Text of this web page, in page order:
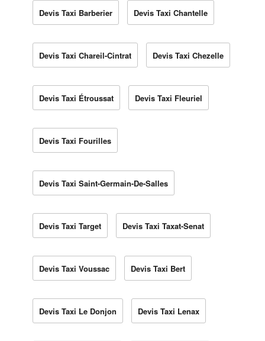
Devis Taxi Barberier Devis Taxi Chantelle
Devis Taxi Chareil-Cintrat Devis Taxi Chezelle
Devis Taxi Étroussat Devis Taxi Fleuriel
Devis Taxi Fourilles
Devis Taxi Saint-Germain-De-Salles
Devis Taxi Target Devis Taxi Taxat-Senat
Devis Taxi Voussac Devis Taxi Bert
Devis Taxi Le Donjon Devis Taxi Lenax